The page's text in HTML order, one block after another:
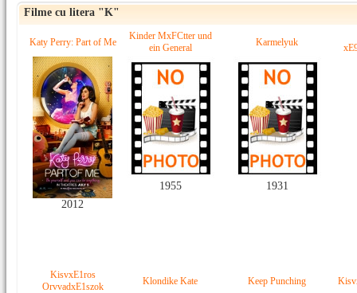
Filme cu litera "K"
Katy Perry: Part of Me
2012
Kinder MxFCtter und
ein General
1955
Karmelyuk
1931
KisvxE1ros
OrvvadxE1szok
Klondike Kate Keep Punching